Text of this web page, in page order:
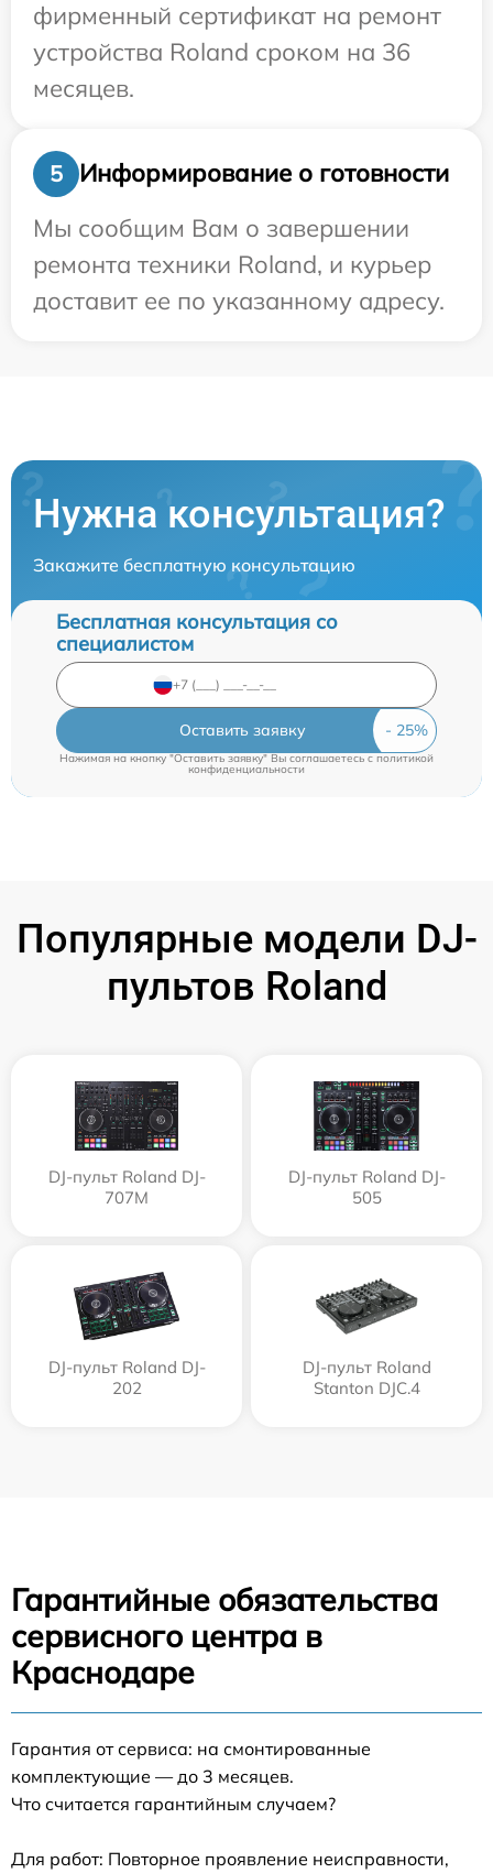
фирменный сертификат на ремонт
устройства Roland сроком на 36
месяцев.
5
Информирование о готовности
Мы сообщим Вам о завершении
ремонта техники Roland, и курьер
доставит ее по указанному адресу.
Нужна консультация?
Закажите бесплатную консультацию
Бесплатная консультация со
специалистом
Оставить заявку
Нажимая на кнопку "Оставить заявку" Вы соглашаетесь cполитикой
конфиденциальности
Популярные модели DJ-
пультов Roland
DJ-пульт Roland DJ-
707M
DJ-пульт Roland DJ-
505
DJ-пульт Roland DJ-
202
DJ-пульт Roland
Stanton DJC.4
Гарантийные обязательства
сервисного центра в
Краснодаре
Гарантия от сервиса: на смонтированные
комплектующие — до 3 месяцев.
Что считается гарантийным случаем?
Для работ: Повторное проявление неисправности,